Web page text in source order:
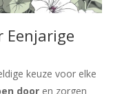
Eenjarige
keuze voor elke
dooren zorgen